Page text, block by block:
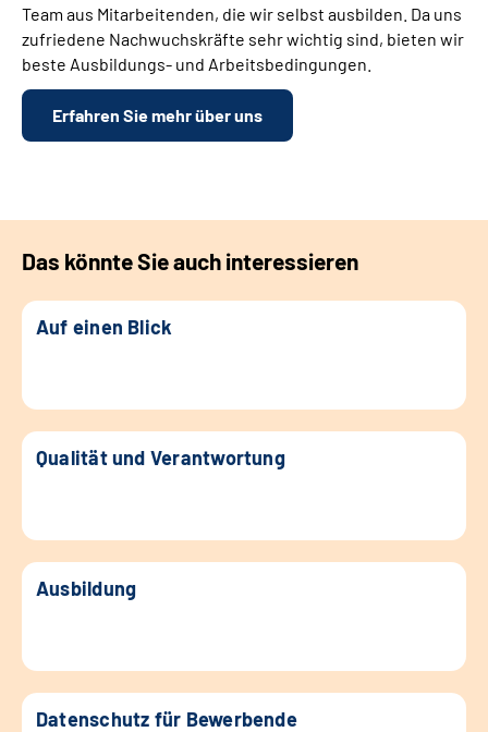
Team aus Mitarbeitenden, die wir selbst ausbilden. Da uns
zufriedene Nachwuchskräfte sehr wichtig sind, bieten wir
beste Ausbildungs- und Arbeitsbedingungen.
Erfahren Sie mehr über uns
Das könnte Sie auch interessieren
Auf einen Blick
Qualität und Verantwortung
Ausbildung
Datenschutz für Bewerbende